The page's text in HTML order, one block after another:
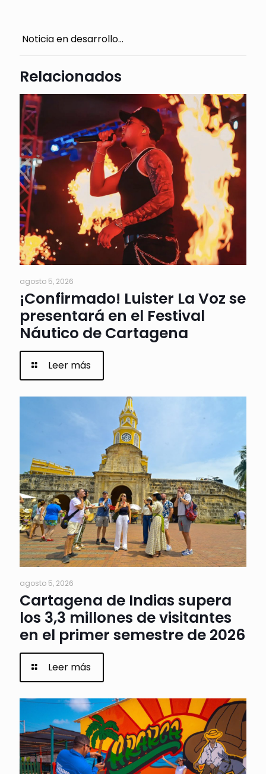
Noticia en desarrollo…
Relacionados
agosto 5, 2026
¡Confirmado! Luister La Voz se
presentará en el Festival
Náutico de Cartagena
Leer más
agosto 5, 2026
Cartagena de Indias supera
los 3,3 millones de visitantes
en el primer semestre de 2026
Leer más